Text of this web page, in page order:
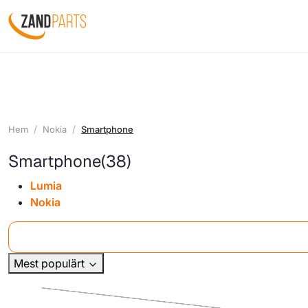
Hem Nokia Smartphone
Smartphone(38)
Lumia
Nokia
Mest populärt